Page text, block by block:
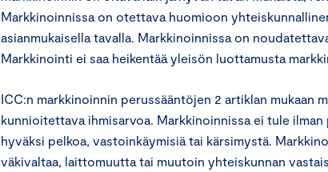
Markkinoinnissa on otettava huomioon
asianmukaisella tavalla. Markkinoinnissa on
Markkinointi ei saa heikentää yleisön luottamusta
ICC:n markkinoinnin perussääntöjen 2 artiklan mukaan
kunnioitettava ihmisarvoa. Markkinoinnissa ei tule
hyväksi pelkoa, vastoinkäymisiä tai kärsimystä.
väkivaltaa, laittomuutta tai muutoin yhteiskunnan